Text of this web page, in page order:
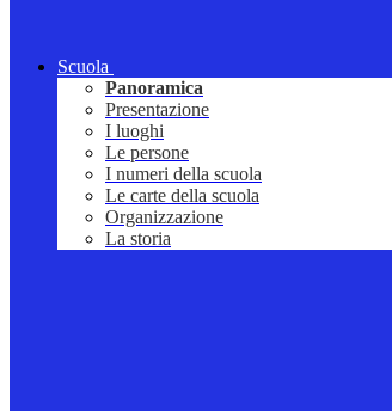
Scuola
Panoramica
Presentazione
I luoghi
Le persone
I numeri della scuola
Le carte della scuola
Organizzazione
La storia